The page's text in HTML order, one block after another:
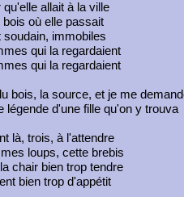
qu'elle allait à la ville
bois où elle passait
soudain, immobiles
qui la regardaient
qui la regardaient
bois, la source, et je me
légende d'une fille qu'on y trouva
là, trois, à l'attendre
loups, cette brebis
chair bien trop tendre
bien trop d'appétit